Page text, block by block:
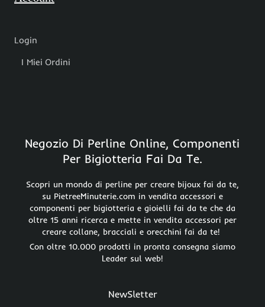
Login
I Miei Ordini
Negozio Di Perline Online, Componenti
Per Bigiotteria Fai Da Te.
Scopri un mondo di perline per creare bijoux fai da te,
su PietreeMinuterie.com in vendita accessori e
componenti per bigiotteria e gioielli fai da te che da
oltre 15 anni ricerca e mette in vendita accessori per
creare collane, bracciali e orecchini fai da te!
Con oltre 10.000 prodotti in pronta consegna siamo
Leader sul web!
NewSletter